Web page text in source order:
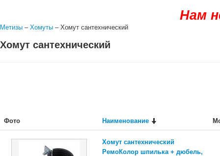
Нам
Метизы – Хомуты – Хомут сантехнический
Хомут сантехнический
Фото Наименование
Хомут сантехнический
РемоКолор шпилька + дюбель,